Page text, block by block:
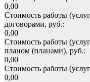
0,00
Стоимость работы
договорами, руб.:
0,00
Стоимость работы
планом (планами), руб.:
0,00
Стоимость работы
0,00